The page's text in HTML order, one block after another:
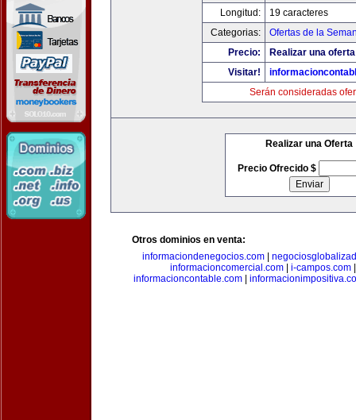
Longitud:
19 caracteres
Categorias:
Ofertas de la
Precio:
Realizar una
Visitar!
Serán consideradas
Realizar una Oferta
Precio Ofrecido $
Otros dominios en venta:
informaciondenegocios.com|
informacioncomercial.com| i-campos.com
informacioncontable.com